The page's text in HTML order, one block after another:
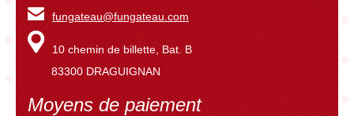
fungateau@fungateau.com
10 chemin de billette, Bat. B
83300 DRAGUIGNAN
Moyens de paiement